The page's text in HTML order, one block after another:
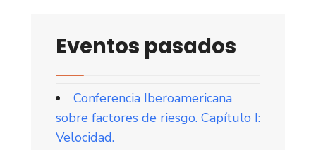
Eventos pasados
Conferencia Iberoamericana
sobre factores de riesgo. Capítulo I:
Velocidad.